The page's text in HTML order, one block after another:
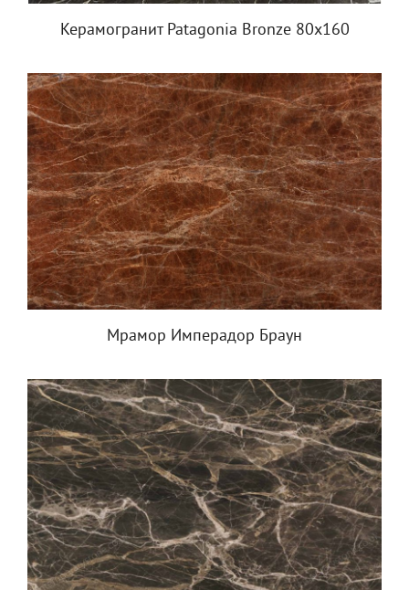
Керамогранит Patagonia Bronze 80х160
Мрамор Имперадор Браун